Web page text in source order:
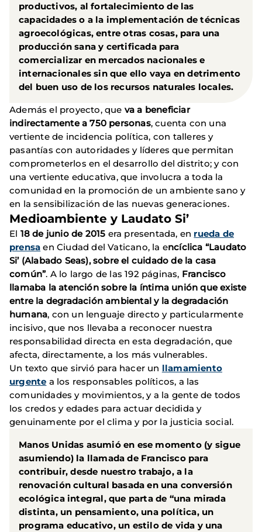
productivos, al fortalecimiento de las
capacidades o a la implementación de técnicas
agroecológicas, entre otras cosas, para una
producción sana y certificada para
comercializar en mercados nacionales e
internacionales sin que ello vaya en detrimento
del buen uso de los recursos naturales locales.
Además el proyecto, que va a beneficiar
indirectamente a 750 personas, cuenta con una
vertiente de incidencia política, con talleres y
pasantías con autoridades y líderes que permitan
comprometerlos en el desarrollo del distrito; y con
una vertiente educativa, que involucra a toda la
comunidad en la promoción de un ambiente sano y
en la sensibilización de las nuevas generaciones.
Medioambiente y Laudato Si’
El 18 de junio de 2015 era presentada, en rueda de
prensa en Ciudad del Vaticano, la encíclica “Laudato
Si’ (Alabado Seas), sobre el cuidado de la casa
común”. A lo largo de las 192 páginas, Francisco
llamaba la atención sobre la íntima unión que existe
entre la degradación ambiental y la degradación
humana, con un lenguaje directo y particularmente
incisivo, que nos llevaba a reconocer nuestra
responsabilidad directa en esta degradación, que
afecta, directamente, a los más vulnerables.
Un texto que sirvió para hacer un llamamiento
urgente a los responsables políticos, a las
comunidades y movimientos, y a la gente de todos
los credos y edades para actuar decidida y
genuinamente por el clima y por la justicia social.
Manos Unidas asumió en ese momento (y sigue
asumiendo) la llamada de Francisco para
contribuir, desde nuestro trabajo, a la
renovación cultural basada en una conversión
ecológica integral, que parta de “una mirada
distinta, un pensamiento, una política, un
programa educativo, un estilo de vida y una